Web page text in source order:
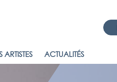
ACTUALITÉS